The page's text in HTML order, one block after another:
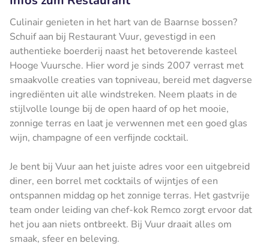
Culinair genieten in het hart van de Baarnse bossen?
Schuif aan bij Restaurant Vuur, gevestigd in een
authentieke boerderij naast het betoverende kasteel
Hooge Vuursche. Hier word je sinds 2007 verrast met
smaakvolle creaties van topniveau, bereid met dagverse
ingrediënten uit alle windstreken. Neem plaats in de
stijlvolle lounge bij de open haard of op het mooie,
zonnige terras en laat je verwennen met een goed glas
wijn, champagne of een verfijnde cocktail.
Je bent bij Vuur aan het juiste adres voor een uitgebreid
diner, een borrel met cocktails of wijntjes of een
ontspannen middag op het zonnige terras. Het gastvrije
team onder leiding van chef-kok Remco zorgt ervoor dat
het jou aan niets ontbreekt. Bij Vuur draait alles om
smaak, sfeer en beleving.